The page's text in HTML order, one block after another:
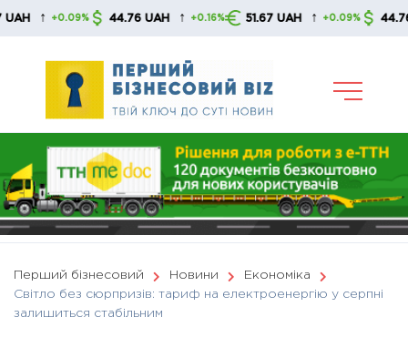
Skip
↑ +0.09% 44.76 UAH ↑ +0.16% 51.67 UAH ↑ +0.09% 44.76 UAH
Перший бізнесовий Новини
Економіка
Світло без сюрпризів: тариф на електроенергію у серпні
залишиться стабільним